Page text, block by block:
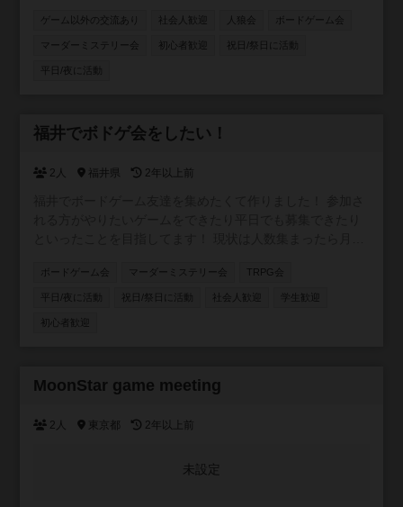
11/11(土)
ゲーム以外の交流あり 社会人歓迎 人狼会 ボードゲーム会
マーダーミステリー会 初心者歓迎 祝日/祭日に活動
平日/夜に活動
福井でボドゲ会をしたい！
2人 福井県 2年以上前
目標です！
ボードゲーム会 マーダーミステリー会 TRPG会
平日/夜に活動 祝日/祭日に活動 社会人歓迎 学生歓迎
初心者歓迎
MoonStar game meeting
2人 東京都 2年以上前
未設定